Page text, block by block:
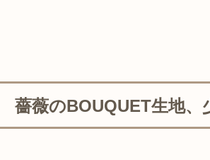
薔薇のBOUQUET生地